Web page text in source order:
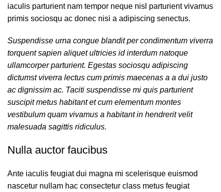
iaculis parturient nam tempor neque nisl parturient vivamus
primis sociosqu ac donec nisi a adipiscing senectus.
Suspendisse urna congue blandit per condimentum viverra
torquent sapien aliquet ultricies id interdum natoque
ullamcorper parturient. Egestas sociosqu adipiscing
dictumst viverra lectus cum primis maecenas a a dui justo
ac dignissim ac. Taciti suspendisse mi quis parturient
suscipit metus habitant et cum elementum montes
vestibulum quam vivamus a habitant in hendrerit velit
malesuada sagittis ridiculus.
Nulla auctor faucibus
Ante iaculis feugiat dui magna mi scelerisque euismod
nascetur nullam hac consectetur class metus feugiat